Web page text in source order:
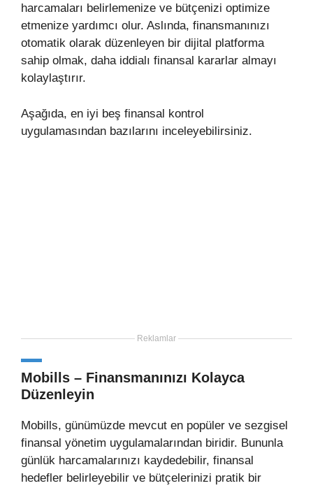
harcamaları belirlemenize ve bütçenizi optimize
etmenize yardımcı olur. Aslında, finansmanınızı
otomatik olarak düzenleyen bir dijital platforma
sahip olmak, daha iddialı finansal kararlar almayı
kolaylaştırır.
Aşağıda, en iyi beş finansal kontrol
uygulamasından bazılarını inceleyebilirsiniz.
Reklamlar
Mobills – Finansmanınızı Kolayca
Düzenleyin
Mobills, günümüzde mevcut en popüler ve sezgisel
finansal yönetim uygulamalarından biridir. Bununla
günlük harcamalarınızı kaydedebilir, finansal
hedefler belirleyebilir ve bütçelerinizi pratik bir